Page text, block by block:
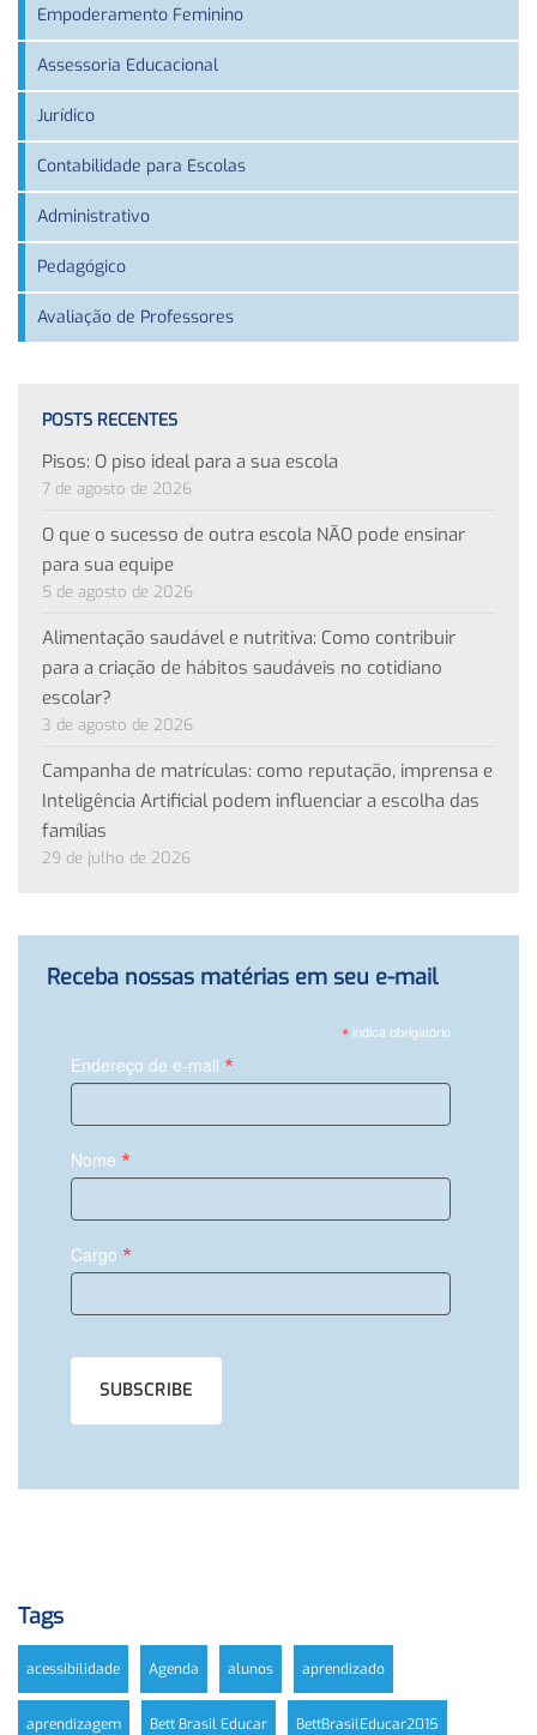
Empoderamento Feminino
Assessoria Educacional
Jurídico
Contabilidade para Escolas
Administrativo
Pedagógico
Avaliação de Professores
POSTS RECENTES
Pisos: O piso ideal para a sua escola
7 de agosto de 2026
O que o sucesso de outra escola NÃO pode ensinar
para sua equipe
5 de agosto de 2026
Alimentação saudável e nutritiva: Como contribuir
para a criação de hábitos saudáveis no cotidiano
escolar?
3 de agosto de 2026
Campanha de matrículas: como reputação, imprensa e
Inteligência Artificial podem influenciar a escolha das
famílias
29 de julho de 2026
Receba nossas matérias em seu e-mail
*indica obrigatório
Endereço de e-mail *
Nome *
Cargo *
Tags
acessibilidade Agenda alunos aprendizado
aprendizagem Bett Brasil Educar BettBrasilEducar2015